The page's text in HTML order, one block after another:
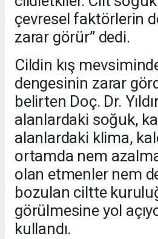
çevresel faktörlerin
zarar görür” dedi.
Cildin kış
dengesinin zarar
belirten Doç. Dr.
alanlardaki soğuk,
alanlardaki klima,
ortamda nem
olan etmenler nem
bozulan ciltte
görülmesine yol
kullandı.